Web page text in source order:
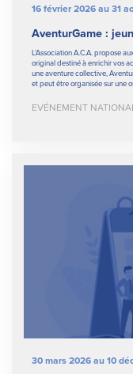
16 février 2026 au 31
AventurGame :
L’Association A.C.A. propose
original destiné à enrichir vos
une aventure collective,
et peut être organisée sur une
EVÉNEMENT
30 mars 2026 au 10